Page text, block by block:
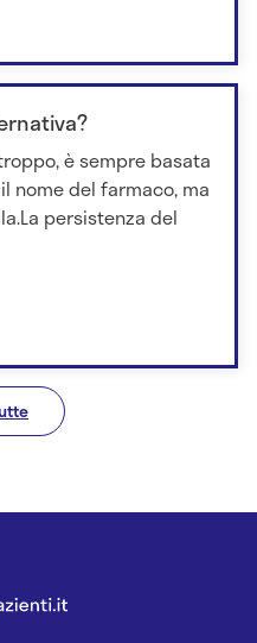
è sempre basata
nome del farmaco, ma
persistenza del